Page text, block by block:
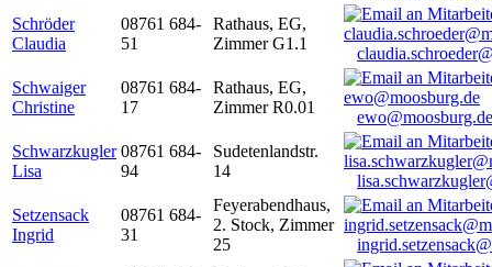
Schröder
Claudia
08761 684-
51
Rathaus, EG,
Zimmer G1.1
Schwaiger
Christine
08761 684-
17
Rathaus, EG,
Zimmer R0.01
ewo@moosburg.de
Schwarzkugler
Lisa
08761 684-
94
Sudetenlandstr.
14
Setzensack
Ingrid
08761 684-
31
Feyerabendhaus,
2. Stock, Zimmer
25